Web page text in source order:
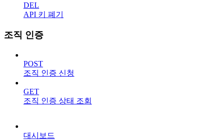
DEL
API 키 폐기
조직 인증
POST
조직 인증 신청
GET
조직 인증 상태 조회
대시보드